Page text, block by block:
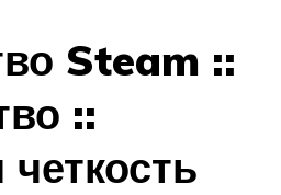
Steam ::
::